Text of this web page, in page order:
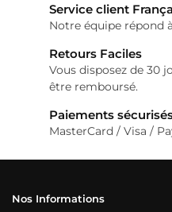
Service client
Notre équipe répond
Retours Faciles
Vous disposez de 30
être remboursé.
Paiements
MasterCard / Visa /
Nos Informations